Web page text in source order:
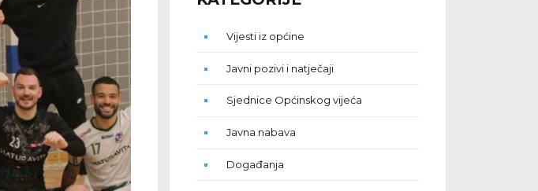
Vijesti iz općine
Javni pozivi i natječaji
Sjednice Općinskog vijeća
Javna nabava
Događanja